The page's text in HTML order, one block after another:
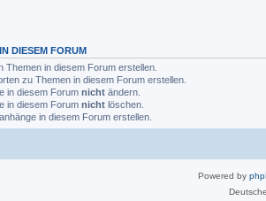
DIESEM FORUM
Themen in diesem Forum erstellen.
zu Themen in diesem Forum erstellen.
in diesem Forum nicht ändern.
in diesem Forum nicht löschen.
in diesem Forum erstellen.
Powered by